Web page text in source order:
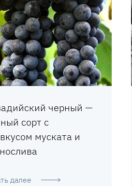
черный —
сорт с
муската и
далее